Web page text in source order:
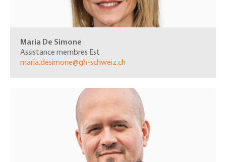
Maria De Simone
Assistance membres Est
maria.desimone@gh-schweiz.ch